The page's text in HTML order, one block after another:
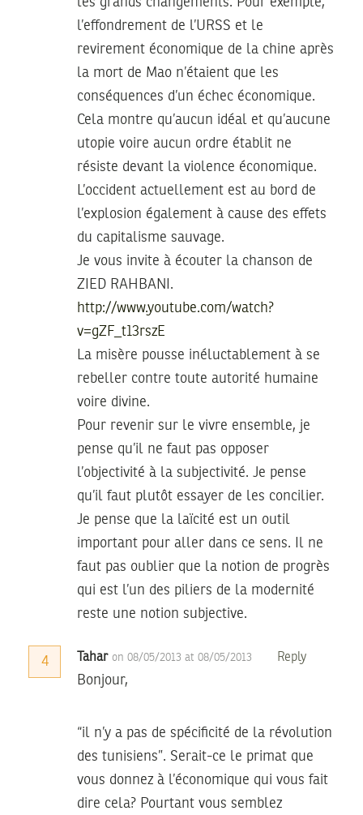
l’effondrement de l’URSS et le
revirement économique de la chine après
la mort de Mao n’étaient que les
conséquences d’un échec économique.
Cela montre qu’aucun idéal et qu’aucune
utopie voire aucun ordre établit ne
résiste devant la violence économique.
L’occident actuellement est au bord de
l’explosion également à cause des effets
du capitalisme sauvage.
Je vous invite à écouter la chanson de
ZIED RAHBANI.
http://www.youtube.com/watch?
v=gZF_t13rszE
La misère pousse inéluctablement à se
rebeller contre toute autorité humaine
voire divine.
Pour revenir sur le vivre ensemble, je
pense qu’il ne faut pas opposer
l’objectivité à la subjectivité. Je pense
qu’il faut plutôt essayer de les concilier.
Je pense que la laïcité est un outil
important pour aller dans ce sens. Il ne
faut pas oublier que la notion de progrès
qui est l’un des piliers de la modernité
reste une notion subjective.
4 Tahar on 08/05/2013 at 08/05/2013 Reply
Bonjour,
“il n’y a pas de spécificité de la révolution
des tunisiens”. Serait-ce le primat que
vous donnez à l’économique qui vous fait
dire cela? Pourtant vous semblez